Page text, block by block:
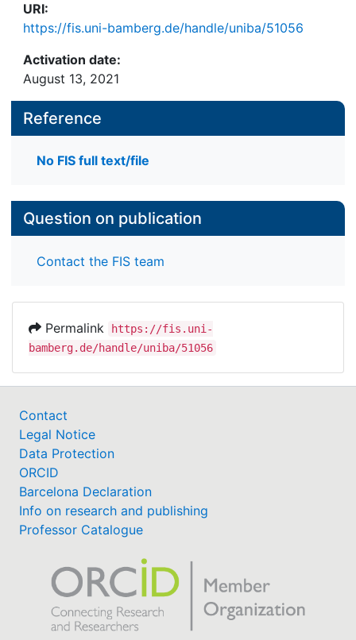
URI:
https://fis.uni-bamberg.de/handle/uniba/51056
Activation date:
August 13, 2021
Reference
No FIS full text/file
Question on publication
Contact the FIS team
Permalink
https://fis.uni-
bamberg.de/handle/uniba/51056
Contact
Legal Notice
Data Protection
ORCID
Barcelona Declaration
Info on research and publishing
Professor Catalogue